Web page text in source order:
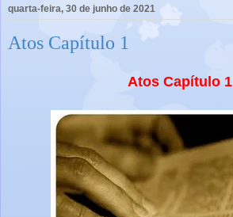
quarta-feira, 30 de junho de 2021
Atos Capítulo 1
Atos Capítulo 1